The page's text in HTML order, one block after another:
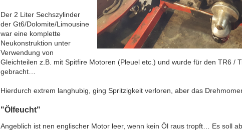
Der 2 Liter Sechszylinder
der Gt6/Dolomite/Limousine
war eine komplette
Neukonstruktion unter
Verwendung von
Gleichteilen z.B. mit Spitfire Motoren (Pleuel etc.) und wurde für den TR6 /
gebracht…
Hierdurch extrem langhubig, ging Spritzigkeit verloren, aber das
"Ölfeucht"
Angeblich ist nen englischer Motor leer, wenn kein Öl raus tropft… Es soll